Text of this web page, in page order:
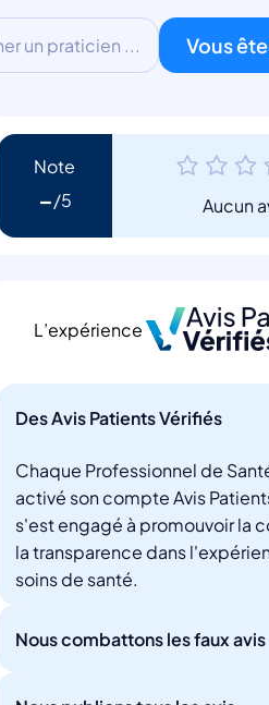
un praticien ... Vous
Note
- Aucun
L’expérience
Des Avis Patients Vérifiés
Chaque Professionnel de
activé son compte Avis
s'est engagé à promouvoir la
la transparence dans
soins de santé.
Nous combattons les faux avis